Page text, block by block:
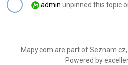
admin unpinned this topic
Mapy.com are part of
Powered by